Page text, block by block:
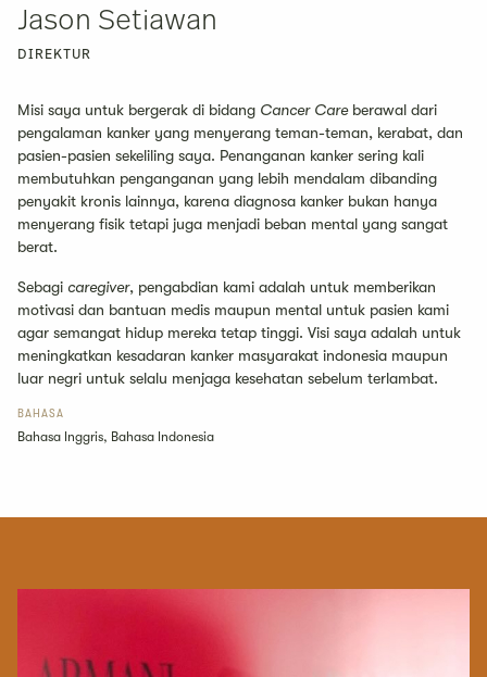
Jason Setiawan
DIREKTUR
Misi saya untuk bergerak di bidang Cancer Careberawal dari
pengalaman kanker yang menyerang teman-teman, kerabat, dan
pasien-pasien sekeliling saya. Penanganan kanker sering kali
membutuhkan penganganan yang lebih mendalam dibanding
penyakit kronis lainnya, karena diagnosa kanker bukan hanya
menyerang fisik tetapi juga menjadi beban mental yang sangat
berat.
Sebagi caregiver, pengabdian kami adalah untuk memberikan
motivasi dan bantuan medis maupun mental untuk pasien kami
agar semangat hidup mereka tetap tinggi. Visi saya adalah untuk
meningkatkan kesadaran kanker masyarakat indonesia maupun
luar negri untuk selalu menjaga kesehatan sebelum terlambat.
BAHASA
Bahasa Inggris, Bahasa Indonesia